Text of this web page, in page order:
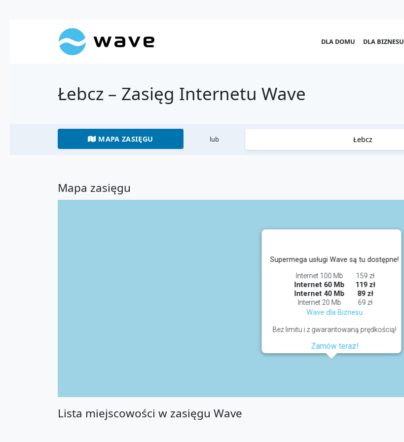
DLA DOMU DLA BIZNESU
Łebcz – Zasięg Internetu Wave
MAPA ZASIĘGU lub
Mapa zasięgu
Supermega usługi Wave są tu dostępne!
Internet 100 Mb
159 zł
Internet 60 Mb
119 zł
Internet 40 Mb
89 zł
Internet 20 Mb
69 zł
Wave dla Biznesu
Bez limitu i z gwarantowaną prędkością!
Zamów teraz!
Lista miejscowości w zasięgu Wave